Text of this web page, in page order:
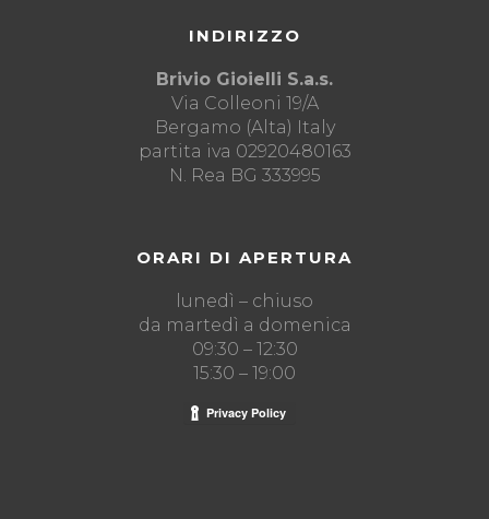
INDIRIZZO
Brivio Gioielli S.a.s.
Via Colleoni 19/A
Bergamo (Alta) Italy
partita iva 02920480163
N. Rea BG 333995
ORARI DI APERTURA
lunedì – chiuso
da martedì a domenica
09:30 – 12:30
15:30 – 19:00